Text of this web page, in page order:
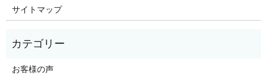
サイトマップ
お客様の声